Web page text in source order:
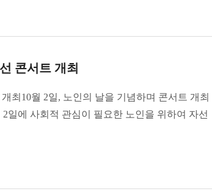
콘서트 개최
최10월 2일, 노인의 날을 기념하며 콘서트 개최
일에 사회적 관심이 필요한 노인을 위하여 자선